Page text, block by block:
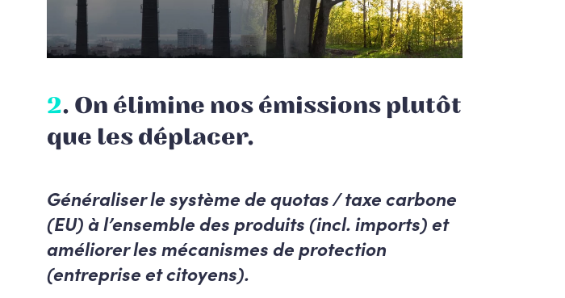
2. On élimine nos émissions plutôt
que les déplacer.
Généraliser le système de quotas / taxe carbone
(EU) à l’ensemble des produits (incl. imports) et
améliorer les mécanismes de protection
(entreprise et citoyens).